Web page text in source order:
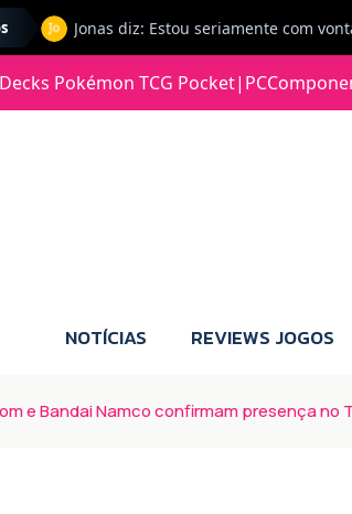
Jonas diz: Estou seriamente com
Pokémon TCG Pocket|
NOTÍCIAS REVIEWS JOGOS
e Bandai Namco confirmam presença no